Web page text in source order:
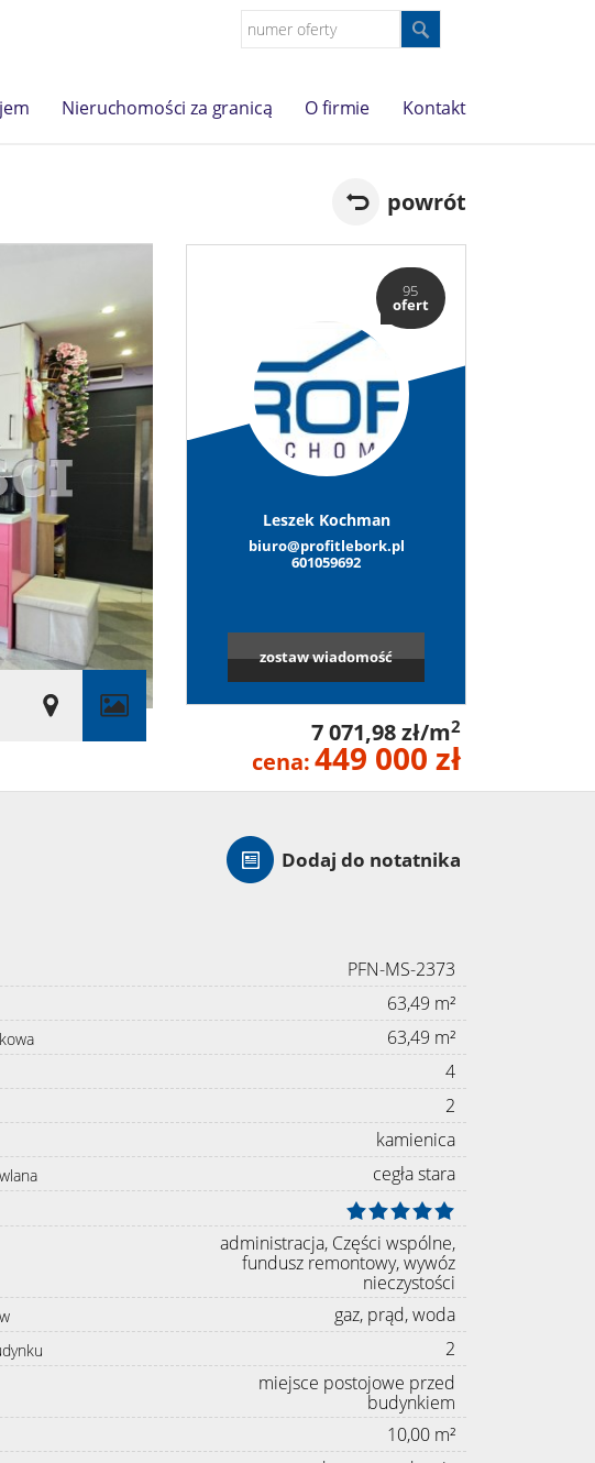
Nieruchomości za granicą O firmie Kontakt
powrót
©OpenStreetMap contributors
95
ofert
Leszek Kochman
biuro@profitlebork.pl
601059692
zostaw wiadomość
7 071,98 zł/m2
cena:449 000 zł
Dodaj do notatnika
PFN-MS-2373
63,49 m²
63,49 m²
4
2
kamienica
cegła stara
administracja, Części wspólne,
fundusz remontowy, wywóz
nieczystości
gaz, prąd, woda
2
miejsce postojowe przed
budynkiem
10,00 m²